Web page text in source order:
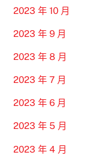
2023 年 10 月
2023 年 9 月
2023 年 8 月
2023 年 7 月
2023 年 6 月
2023 年 5 月
2023 年 4 月